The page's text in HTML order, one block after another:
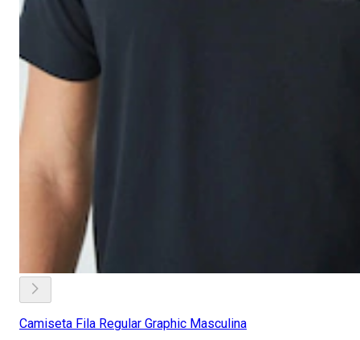
Camiseta Fila Regular Graphic Masculina